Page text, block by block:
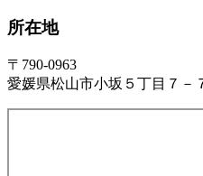
所在地
〒790-0963
愛媛県松山市小坂５丁目７－